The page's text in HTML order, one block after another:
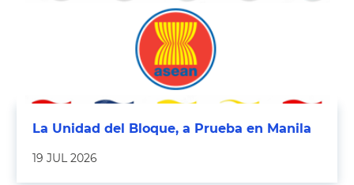
La Unidad del Bloque, a Prueba en Manila
19 JUL 2026